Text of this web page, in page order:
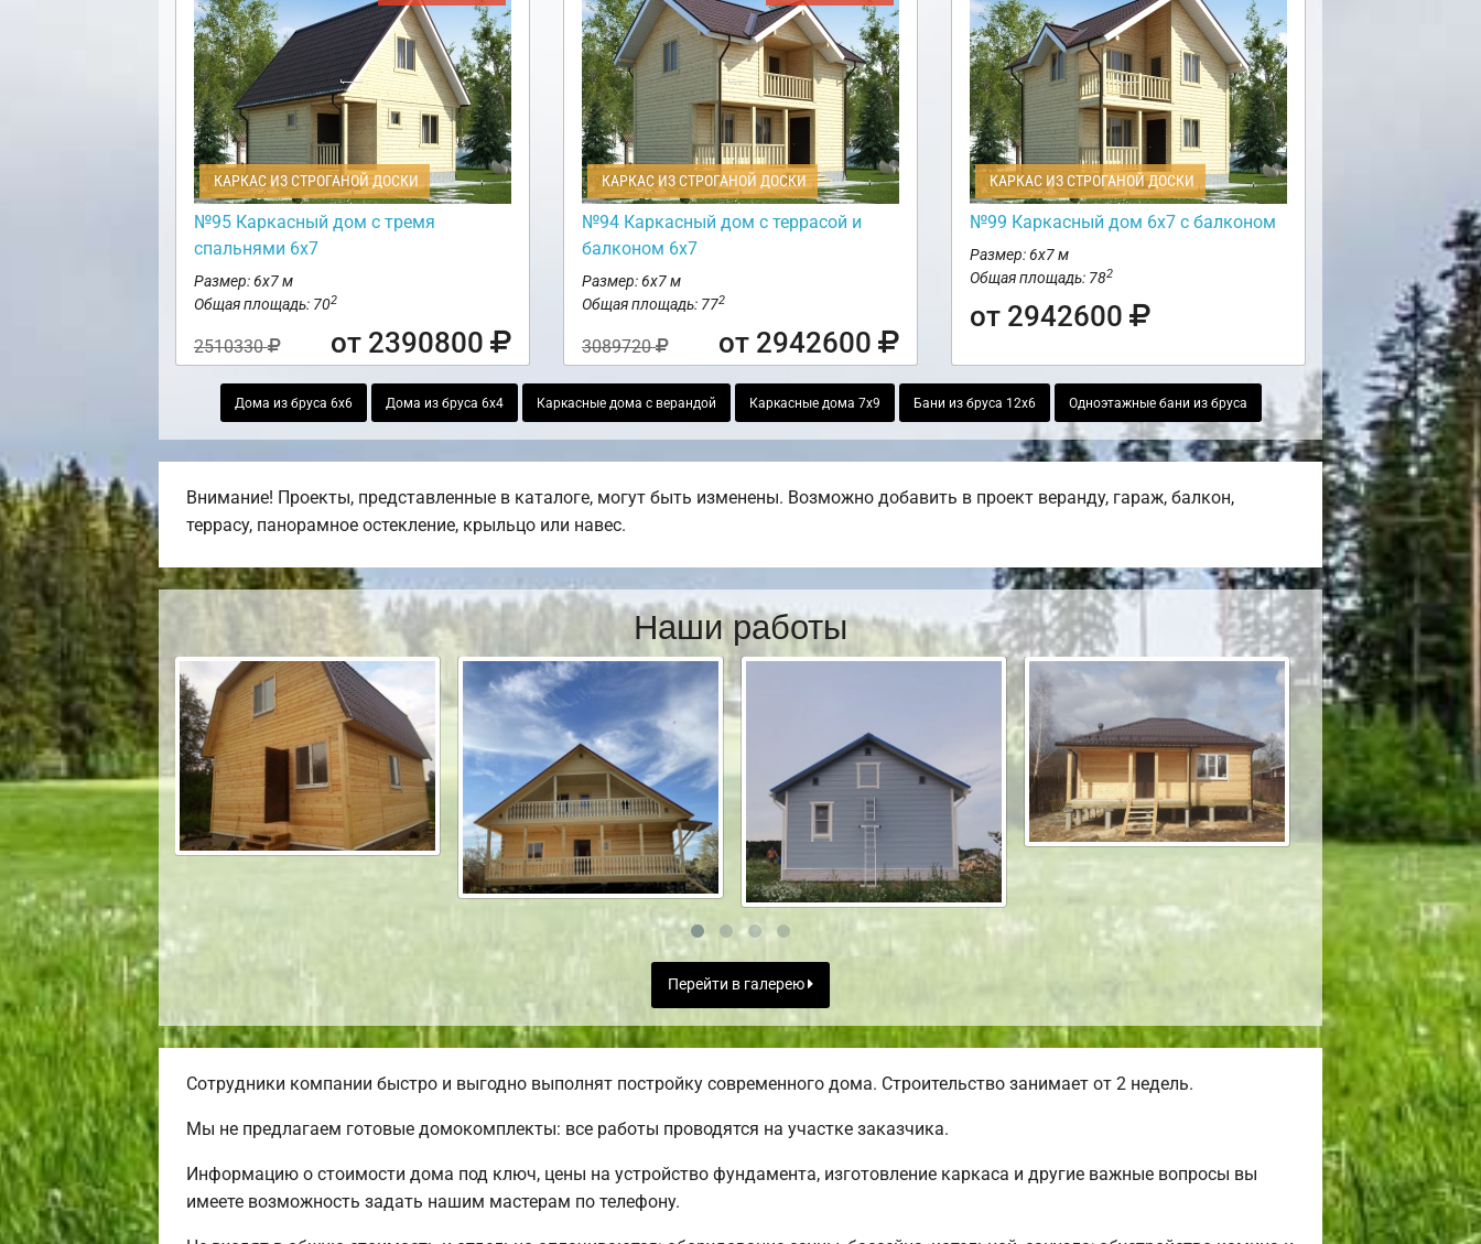
КАРКАС ИЗ СТРОГАНОЙ ДОСКИ
№95 Каркасный дом с тремя
спальнями 6х7
Размер: 6х7 м
Общая площадь: 702
2510330 от 2390800
КАРКАС ИЗ СТРОГАНОЙ ДОСКИ
№94 Каркасный дом с террасой и
балконом 6х7
Размер: 6х7 м
Общая площадь: 772
3089720 от 2942600
КАРКАС ИЗ СТРОГАНОЙ ДОСКИ
№99 Каркасный дом 6х7 с балконом
Размер: 6х7 м
Общая площадь: 782
от 2942600
Дома из бруса 6х6 Дома из бруса 6х4 Каркасные дома с верандой Каркасные дома 7х9 Бани из бруса 12х6 Одноэтажные бани из бруса
Внимание! Проекты, представленные в каталоге, могут быть изменены. Возможно добавить в проект веранду, гараж, балкон,
террасу, панорамное остекление, крыльцо или навес.
Наши работы
Перейти в галерею
Сотрудники компании быстро и выгодно выполнят постройку современного дома. Строительство занимает от 2 недель.
Мы не предлагаем готовые домокомплекты: все работы проводятся на участке заказчика.
Информацию о стоимости дома под ключ, цены на устройство фундамента, изготовление каркаса и другие важные вопросы вы
имеете возможность задать нашим мастерам по телефону.